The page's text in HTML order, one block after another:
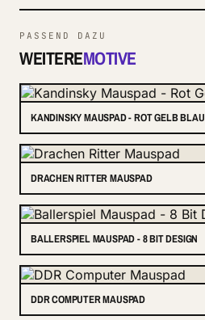
PASSEND DAZU
WEITEREMOTIVE
KANDINSKY MAUSPAD - ROT GELB BLAU
DRACHEN RITTER MAUSPAD
BALLERSPIEL MAUSPAD - 8 BIT DESIGN
DDR COMPUTER MAUSPAD